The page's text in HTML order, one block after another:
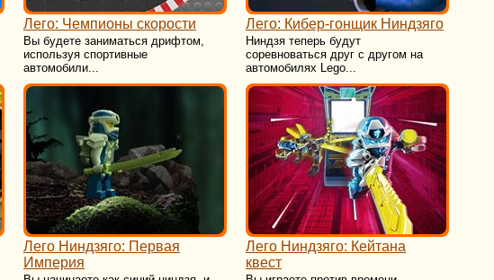
Лего: Чемпионы скорости
Вы будете заниматься дрифтом,
используя спортивные
автомобили...
Лего: Кибер-гонщик Ниндзяго
Ниндзя теперь будут
соревноваться друг с другом на
автомобилях Lego...
Лего Ниндзяго: Первая
Империя
Лего Ниндзяго: Кейтана
квест